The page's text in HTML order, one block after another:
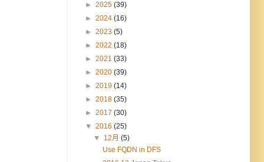
► 2025 (39)
► 2024 (16)
► 2023 (5)
► 2022 (18)
► 2021 (33)
► 2020 (39)
► 2019 (14)
► 2018 (35)
► 2017 (30)
▼ 2016 (25)
▼ 12月(5)
Use FQDN in DFS